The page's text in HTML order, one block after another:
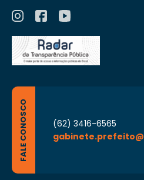
FALE CONOSCO
(62) 3416-6565